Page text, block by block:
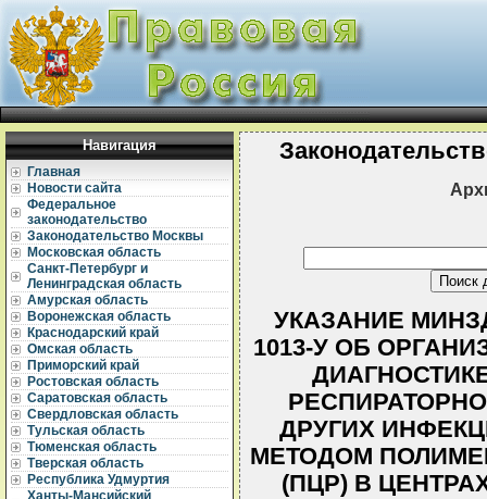
Навигация
Главная
Новости сайта
Федеральное
законодательство
Законодательство Москвы
Московская область
Санкт-Петербург и
Ленинградская область
Амурская область
Воронежская область
Краснодарский край
Омская область
Приморский край
Ростовская область
Саратовская область
Свердловская область
Тульская область
Тюменская область
Тверская область
Республика Удмуртия
Ханты-Мансийский
УКАЗАНИЕ
1013-У ОБ
ДРУГИХ
МЕТОДОМ
(ПЦР) В